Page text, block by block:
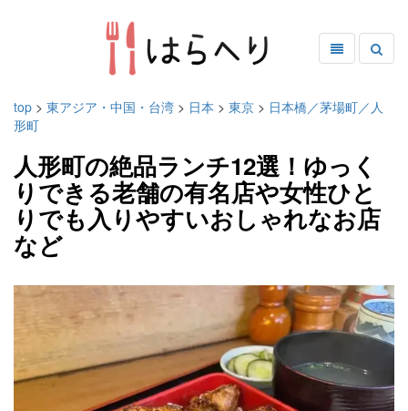
top > 東アジア・中国・台湾 > 日本 > 東京 > 日本橋／茅場町／人
形町
人形町の絶品ランチ12選！ゆっく
りできる老舗の有名店や女性ひと
りでも入りやすいおしゃれなお店
など